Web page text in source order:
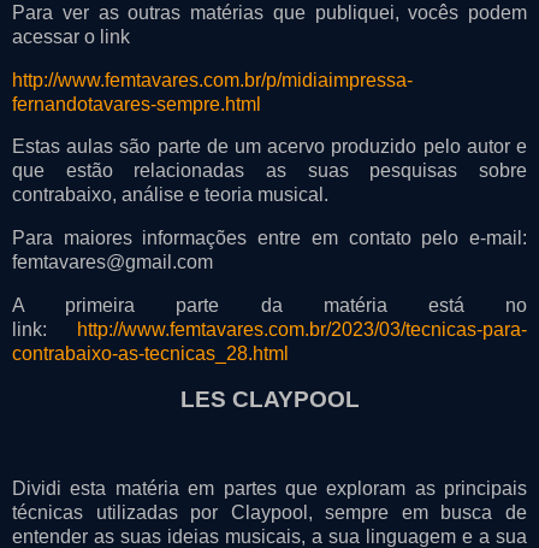
Para ver as outras matérias que publiquei, vocês podem
acessar o link
http://www.femtavares.com.br/p/midiaimpressa-
fernandotavares-sempre.html
Estas aulas são parte de um acervo produzido pelo autor e
que estão relacionadas as suas pesquisas sobre
contrabaixo, análise e teoria musical.
Para maiores informações entre em contato pelo e-mail:
femtavares@gmail.com
A primeira parte da matéria está no
link:
http://www.femtavares.com.br/2023/03/tecnicas-para-
contrabaixo-as-tecnicas_28.html
LES CLAYPOOL
Dividi esta matéria em partes que exploram as principais
técnicas utilizadas por Claypool, sempre em busca de
entender as suas ideias musicais, a sua linguagem e a sua